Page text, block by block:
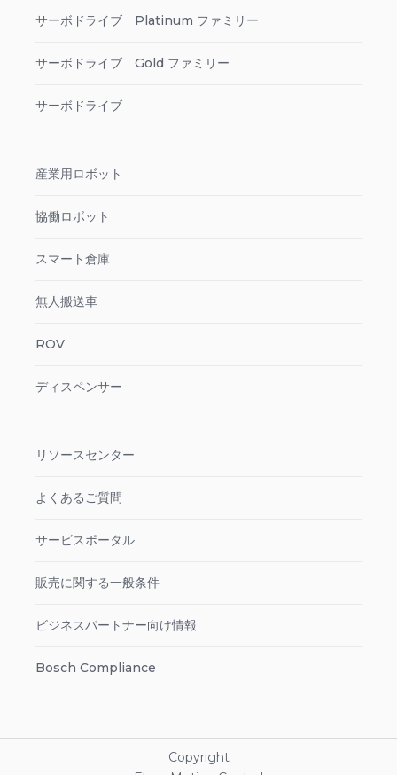
サーボドライブ Platinum ファミリー
サーボドライブ Gold ファミリー
サーボドライブ
産業用ロボット
協働ロボット
スマート倉庫
無人搬送車
ROV
ディスペンサー
リソースセンター
よくあるご質問
サービスポータル
販売に関する一般条件
ビジネスパートナー向け情報
Bosch Compliance
Copyright